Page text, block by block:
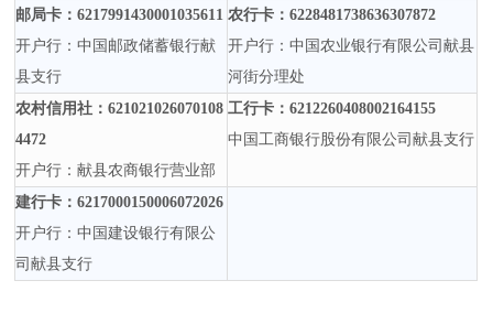
邮局卡：6217991430001035611
开户行：中国邮政储蓄银行献
县支行
农行卡：6228481738636307872
开户行：中国农业银行有限公司献县
河街分理处
农村信用社：621021026070108
4472
开户行：献县农商银行营业部
工行卡：6212260408002164155
中国工商银行股份有限公司献县支行
建行卡：6217000150006072026
开户行：中国建设银行有限公
司献县支行